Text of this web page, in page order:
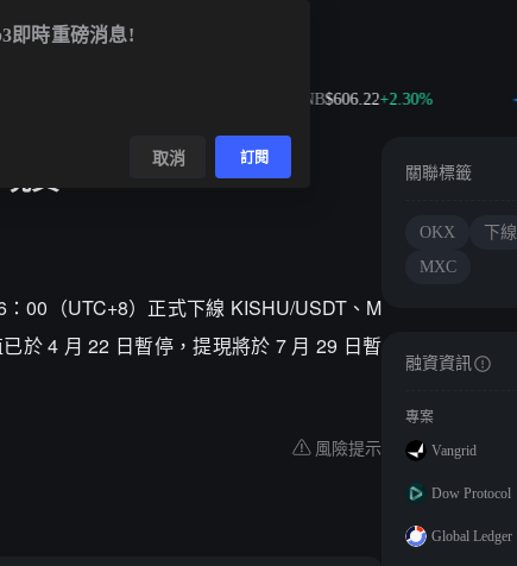
BNB$606.22+2.30%
貨
00（UTC+8）正式下線 KISHU/USDT、M
於 4 月 22 日暫停，提現將於 7 月 29 日暫
風險提示
關聯標籤
OKX 下線
MXC
融資資訊
專案
Vangrid
Dow Protocol
Global Ledger
即時重磅消息!
取消 訂閱